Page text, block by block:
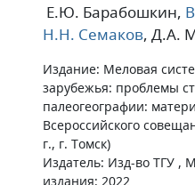
Е.Ю. Барабошкин,
Н.Н. Семаков, Д.А.
Издание: Меловая
зарубежья: проблемы
палеогеографии:
Всероссийского
г., г. Томск)
Издатель: Изд-во ТГУ ,
издания: 2022